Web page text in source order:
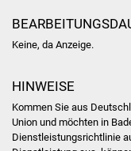
Keine, da Anzeige.
HINWEISE
Kommen Sie aus
Union und möchten in
Dienstleistungsrichtlinie